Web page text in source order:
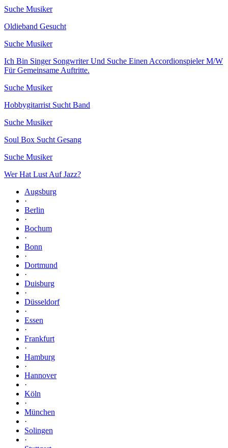
Suche Musiker
Oldieband Gesucht
Suche Musiker
Ich Bin Singer Songwriter Und Suche Einen Accordionspieler M/W
Für Gemeinsame Auftritte.
Suche Musiker
Hobbygitarrist Sucht Band
Suche Musiker
Soul Box Sucht Gesang
Suche Musiker
Wer Hat Lust Auf Jazz?
Augsburg
·
Berlin
·
Bochum
·
Bonn
·
Dortmund
·
Duisburg
·
Düsseldorf
·
Essen
·
Frankfurt
·
Hamburg
·
Hannover
·
Köln
·
München
·
Solingen
·